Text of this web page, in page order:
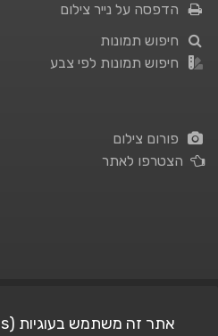
הדפסה על נייר צילום
חיפוש תמונות
חיפוש תמונות לפי צבע
פורום צילום
הצטרפו לאתר